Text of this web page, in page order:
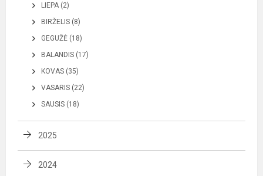
LIEPA (2)
BIRŽELIS (8)
GEGUŽĖ (18)
BALANDIS (17)
KOVAS (35)
VASARIS (22)
SAUSIS (18)
2025
2024